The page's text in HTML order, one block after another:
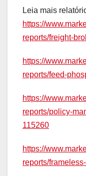
Leia mais
https://
reports/freight-
https://
reports/feed-
https://
reports/policy-
115260
https://
reports/